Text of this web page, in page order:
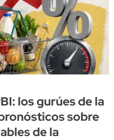
los gurúes de la
sobre
de la